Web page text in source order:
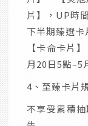
片】，UP時
下半期臻選
【卡侖卡片
月20日5點–5
4、至臻卡片
不享受累積